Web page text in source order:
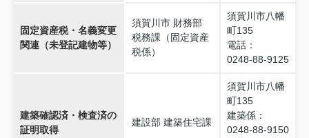
固定資産税・名義変更
関連（未登記建物等）
須賀川市 財務部
税務課（固定資産
税係）
須賀川市八幡
町135
電話：
0248‑88‑9125
建築確認済・検査済の
証明取得
建設部 建築住宅課
須賀川市八幡
町135
建築係：
0248‑88‑9150